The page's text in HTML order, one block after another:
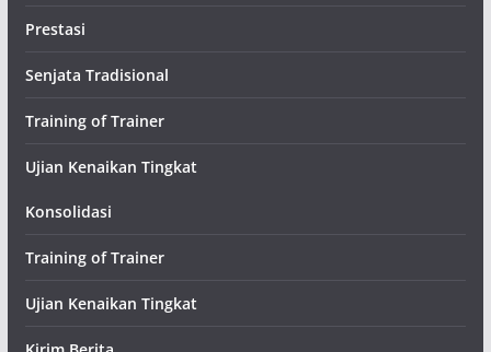
Prestasi
Senjata Tradisional
Training of Trainer
Ujian Kenaikan Tingkat
Konsolidasi
Training of Trainer
Ujian Kenaikan Tingkat